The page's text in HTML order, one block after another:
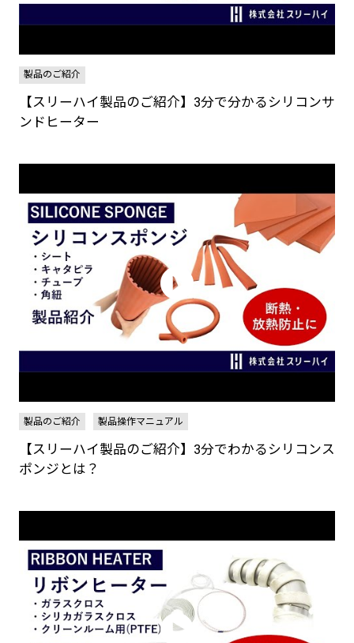
製品のご紹介
【スリーハイ製品のご紹介】3分で分かるシリコンサ
ンドヒーター
製品のご紹介 製品操作マニュアル
【スリーハイ製品のご紹介】3分でわかるシリコンス
ポンジとは？